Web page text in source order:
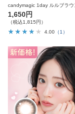
1,650円
（税込1,815円）
4.00 （1）